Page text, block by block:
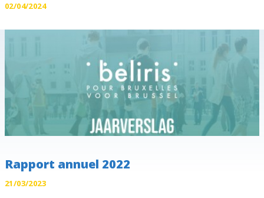
02/04/2024
Rapport annuel 2022
21/03/2023